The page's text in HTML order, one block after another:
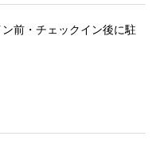
前・チェックイン後に駐